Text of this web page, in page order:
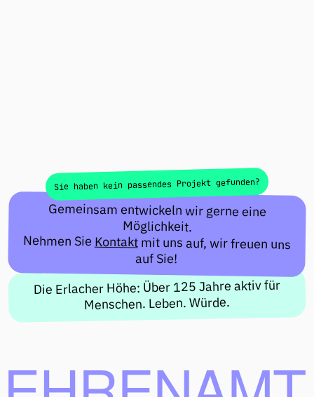
Sie haben kein passendes Projekt gefunden?
Gemeinsam entwickeln wir gerne eine
Möglichkeit.
Nehmen Sie Kontaktmit uns auf, wir freuen uns
auf Sie!
Die Erlacher Höhe: Über 125 Jahre aktiv für
Menschen. Leben. Würde.